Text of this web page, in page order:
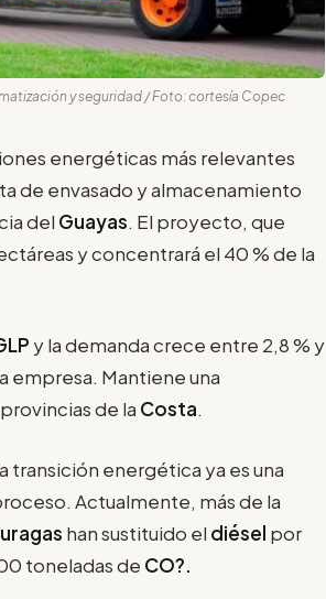
y seguridad / Foto: cortesía Copec
energéticas más relevantes
de envasado y almacenamiento
del Guayas. El proyecto, que
y concentrará el 40 % de la
y la demanda crece entre 2,8 % y
empresa. Mantiene una
de la Costa.
transición energética ya es una
Actualmente, más de la
han sustituido el diésel por
toneladas de CO?.